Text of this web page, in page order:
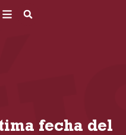
fecha del